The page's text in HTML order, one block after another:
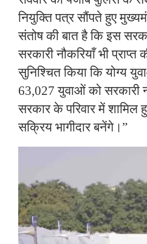
नियुक्ति पत्र सौंपते हुए
संतोष की बात है कि इस
सरकारी नौकरियाँ भी
सुनिश्चित किया कि योग्य
63,027 युवाओं को सरकारी
सरकार के परिवार में शामिल
सक्रिय भागीदार बनेंगे।”